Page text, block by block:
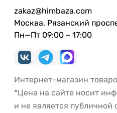
zakaz@himbaza.com
Москва, Рязанский
Пн—Пт 09:00 – 17:00
Интернет-магазин
*Цена на сайте носит
и не является публичной